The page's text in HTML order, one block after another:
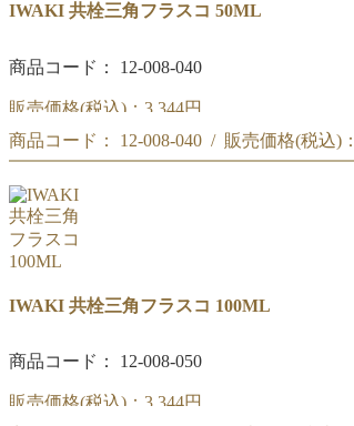
IWAKI 共栓三角フラスコ 50ML
商品コード： 12-008-040
販売価格(税込)： 3,344円
共栓三角フラスコ 50ML
商品コード： 12-008-040 / 販売価格(税込)：
共栓三角フラスコ 50ML
IWAKI 共栓三角フラスコ 100ML
商品コード： 12-008-050
販売価格(税込)： 3,344円